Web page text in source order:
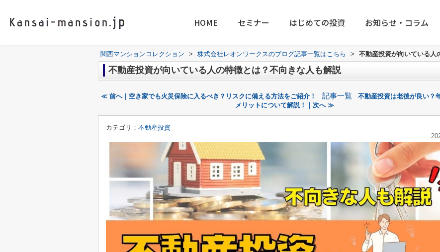
HOME セミナー はじめての投資 お知らせ・コラム
関西マンションコレクション > 株式会社レオンワークスのブログ記事一覧はこちら > 不動産投資が向いている人
不動産投資が向いている人の特徴とは？不向きな人も解説
≪ 前へ｜空き家でも火災保険に入るべき？リスクに備える方法をご紹介！ 記事一覧
不動産投資は老後が良い？
メリットについて解説！｜次へ ≫
カテゴリ： 不動産投資